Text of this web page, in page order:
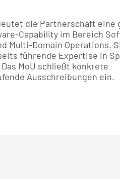
die Partnerschaft eine
Capability im Bereich
Multi-Domain Operations.
führende Expertise in
MoU schließt konkrete
Ausschreibungen ein.